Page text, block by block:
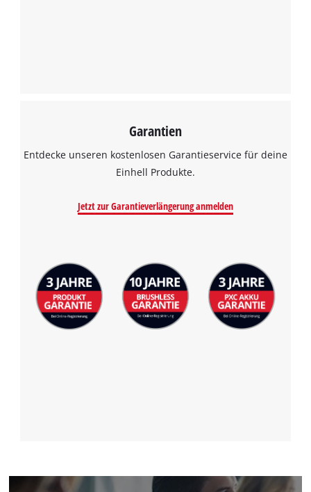
Garantien
Entdecke unseren kostenlosen Garantieservice für deine
Einhell Produkte.
Jetzt zur Garantieverlängerung anmelden